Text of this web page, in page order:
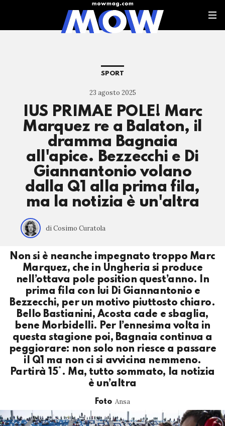
SPORT
23 agosto 2025
IUS PRIMAE POLE! Marc
Marquez re a Balaton, il
dramma Bagnaia
all'apice. Bezzecchi e Di
Giannantonio volano
dalla Q1 alla prima fila,
ma la notizia è un'altra
di Cosimo Curatola
Non si è neanche impegnato troppo Marc
Marquez, che in Ungheria si produce
nell’ottava pole position quest’anno. In
prima fila con lui Di Giannantonio e
Bezzecchi, per un motivo piuttosto chiaro.
Bello Bastianini, Acosta cade e sbaglia,
bene Morbidelli. Per l’ennesima volta in
questa stagione poi, Bagnaia continua a
peggiorare: non solo non riesce a passare
il Q1 ma non ci si avvicina nemmeno.
Partirà 15°. Ma, tutto sommato, la notizia
è un’altra
Foto Ansa